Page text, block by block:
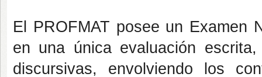
El PROFMAT posee un Examen
en una única evaluación
discursivas, envolviendo los